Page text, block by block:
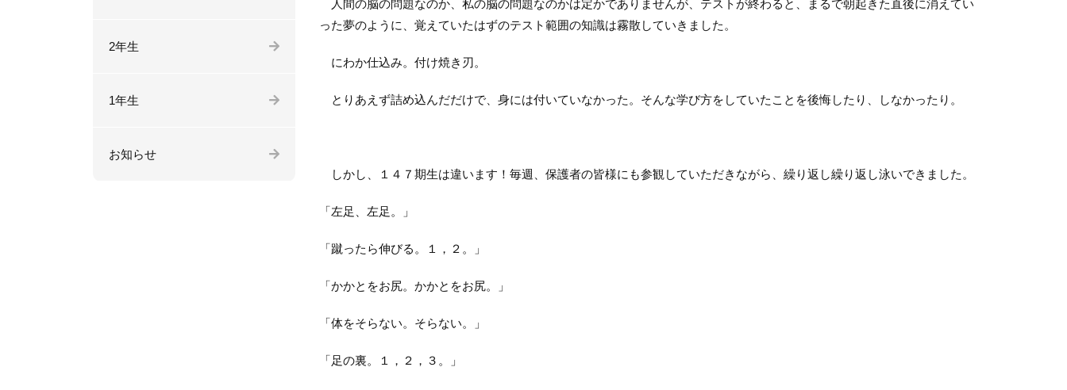
人間の脳の問題なのか、私の脳の問題なのかは定かでありませんが、テストが終わると、まるで朝起きた直後に消えてい
った夢のように、覚えていたはずのテスト範囲の知識は霧散していきました。
にわか仕込み。付け焼き刃。
とりあえず詰め込んだだけで、身には付いていなかった。そんな学び方をしていたことを後悔したり、しなかったり。
しかし、１４７期生は違います！毎週、保護者の皆様にも参観していただきながら、繰り返し繰り返し泳いできました。
「左足、左足。」
「蹴ったら伸びる。１，２。」
「かかとをお尻。かかとをお尻。」
「体をそらない。そらない。」
「足の裏。１，２，３。」
2年生
1年生
お知らせ